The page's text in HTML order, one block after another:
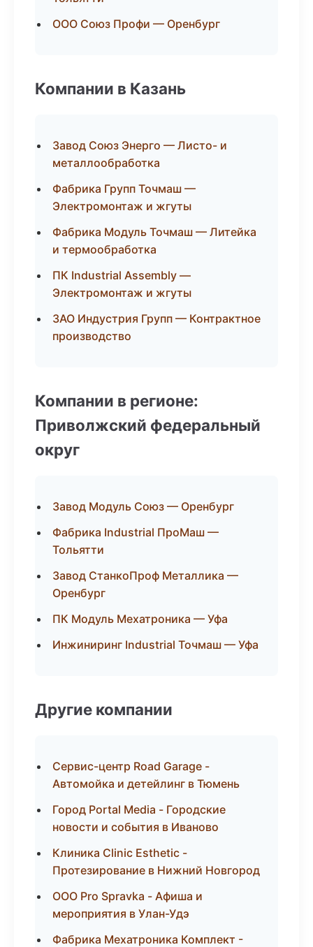
ООО Союз Профи — Оренбург
Компании в Казань
Завод Союз Энерго — Листо- и
металлообработка
Фабрика Групп Точмаш —
Электромонтаж и жгуты
Фабрика Модуль Точмаш — Литейка
и термообработка
ПК Industrial Assembly —
Электромонтаж и жгуты
ЗАО Индустрия Групп — Контрактное
производство
Компании в регионе:
Приволжский федеральный
округ
Завод Модуль Союз — Оренбург
Фабрика Industrial ПроМаш —
Тольятти
Завод СтанкоПроф Металлика —
Оренбург
ПК Модуль Мехатроника — Уфа
Инжиниринг Industrial Точмаш — Уфа
Другие компании
Сервис-центр Road Garage -
Автомойка и детейлинг в Тюмень
Город Portal Media - Городские
новости и события в Иваново
Клиника Clinic Esthetic -
Протезирование в Нижний Новгород
ООО Pro Spravka - Афиша и
мероприятия в Улан-Удэ
Фабрика Мехатроника Комплект -